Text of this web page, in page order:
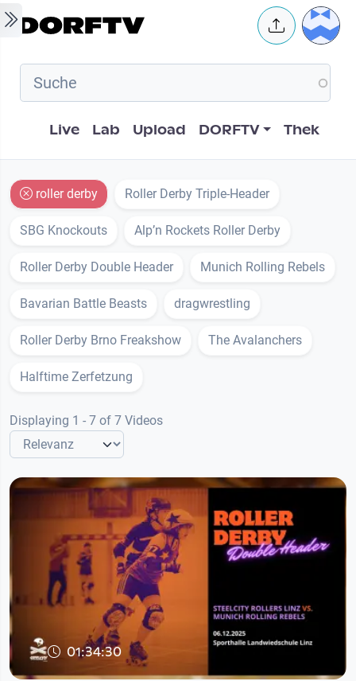
Skip to main content User
Hauptnavigation
Live Lab Upload DORFTV Thek
roller derby Roller Derby Triple-Header
SBG Knockouts Alp’n Rockets Roller Derby
Roller Derby Double Header Munich Rolling Rebels
Bavarian Battle Beasts dragwrestling
Roller Derby Brno Freakshow The Avalanchers
Halftime Zerfetzung
Displaying 1 - 7 of 7 Videos
01:34:30